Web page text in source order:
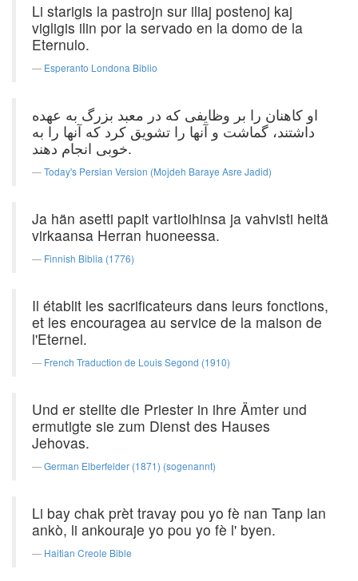
Li starigis la pastrojn sur iliaj postenoj kaj
vigligis ilin por la servado en la domo de la
Eternulo.
Esperanto Londona Biblio
او کاهنان را بر وظایفی که در معبد بزرگ به عهده
داشتند، گماشت و آنها را تشویق کرد که آنها را به
خوبی انجام دهند.
Today's Persian Version (Mojdeh Baraye Asre Jadid)
Ja hän asetti papit vartioihinsa ja vahvisti heitä
virkaansa Herran huoneessa.
Finnish Biblia (1776)
Il établit les sacrificateurs dans leurs fonctions,
et les encouragea au service de la maison de
l'Eternel.
French Traduction de Louis Segond (1910)
Und er stellte die Priester in ihre Ämter und
ermutigte sie zum Dienst des Hauses
Jehovas.
German Elberfelder (1871) (sogenannt)
Li bay chak prèt travay pou yo fè nan Tanp lan
ankò, li ankouraje yo pou yo fè l' byen.
Haitian Creole Bible